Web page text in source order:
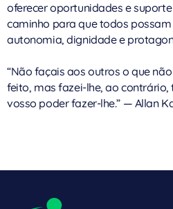
oferecer oportunidades e
caminho para que todos
autonomia, dignidade e
“Não façais aos outros o que
feito, mas fazei-lhe, ao
vosso poder fazer-lhe.” — Allan